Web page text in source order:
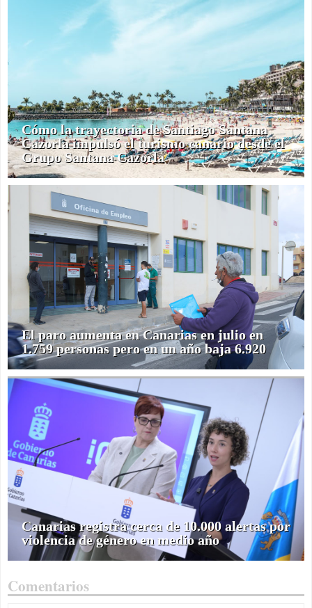
Cómo la trayectoria de Santiago Santana
Cazorla impulsó el turismo canario desde el
Grupo Santana Cazorla
El paro aumenta en Canarias en julio en
1.759 personas pero en un año baja 6.920
Canarias registra cerca de 10.000 alertas por
violencia de género en medio año
Comentarios